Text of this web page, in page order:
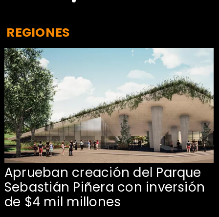
Aprueban creación del Parque
Sebastián Piñera con inversión
de $4 mil millones
REGIONES